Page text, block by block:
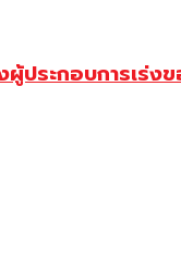
ผู้ประกอบการเร่ง